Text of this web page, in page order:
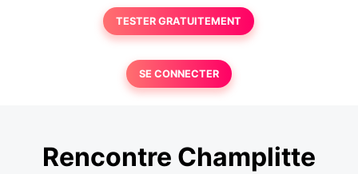
TESTER GRATUITEMENT
SE CONNECTER
Rencontre Champlitte